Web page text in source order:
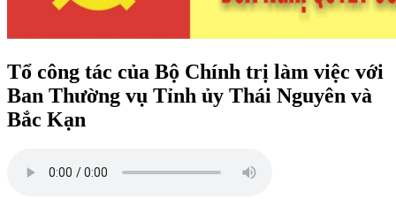
Tổ công tác của Bộ Chính trị làm việc với
Ban Thường vụ Tỉnh ủy Thái Nguyên và
Bắc Kạn